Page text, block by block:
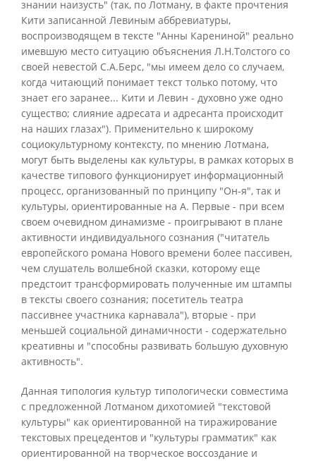
знании наизусть" (так, по Лотману, в факте прочтения
Кити записанной Левиным аббревиатуры,
воспроизводящем в тексте "Анны Карениной" реально
имевшую место ситуацию объяснения Л.Н.Толстого со
своей невестой С.А.Берс, "мы имеем дело со случаем,
когда читающий понимает текст только потому, что
знает его заранее... Кити и Левин - духовно уже одно
существо; слияние адресата и адресанта происходит
на наших глазах"). Применительно к широкому
социокультурному контексту, по мнению Лотмана,
могут быть выделены как культуры, в рамках которых в
качестве типового функционирует информационный
процесс, организованный по принципу "Он-я", так и
культуры, ориентированные на А. Первые - при всем
своем очевидном динамизме - проигрывают в плане
активности индивидуального сознания ("читатель
европейского романа Нового времени более пассивен,
чем слушатель волшебной сказки, которому еще
предстоит трансформировать полученные им штампы
в тексты своего сознания; посетитель театра
пассивнее участника карнавала"), вторые - при
меньшей социальной динамичности - содержательно
креативны и "способны развивать большую духовную
активность".
Данная типология культур типологически совместима
с предложенной Лотманом дихотомией "текстовой
культуры" как ориентированной на тиражирование
текстовых прецедентов и "культуры грамматик" как
ориентированной на творческое воссоздание и